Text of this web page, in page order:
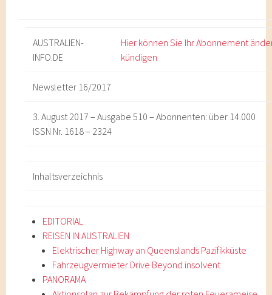
AUSTRALIEN-
INFO.DE
Hier können Sie Ihr Abonnement
kündigen
Newsletter 16/2017
3. August 2017 – Ausgabe 510 – Abonnenten: über 14.000
ISSN Nr. 1618 – 2324
Inhaltsverzeichnis
EDITORIAL
REISEN IN AUSTRALIEN
Elektrischer Highway an Queenslands Pazifikküste
Fahrzeugvermieter Drive Beyond insolvent
PANORAMA